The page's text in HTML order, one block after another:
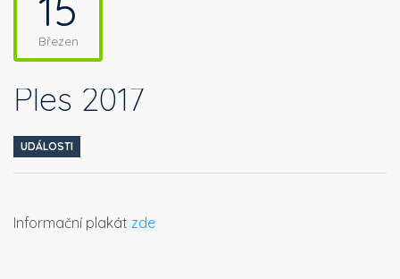
Březen
Ples 2017
UDÁLOSTI
Informační plakát zde